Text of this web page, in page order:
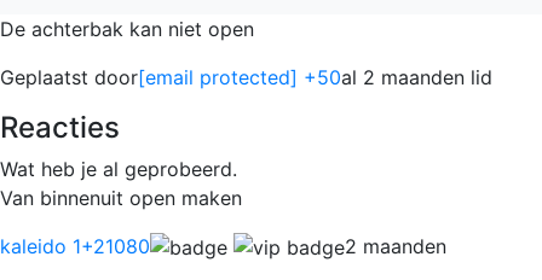
De achterbak kan niet open
Geplaatst door[email protected] +50al 2 maanden lid
Reacties
Wat heb je al geprobeerd.
Van binnenuit open maken
kaleido 1+21080
2 maanden